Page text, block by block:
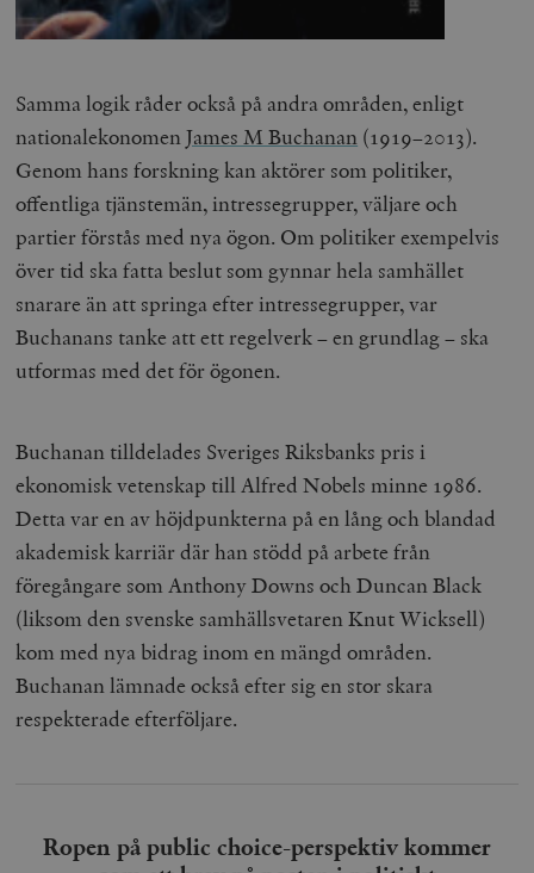
Samma logik råder också på andra områden, enligt
nationalekonomenJames M Buchanan (1919–2013).
Genom hans forskning kan aktörer som politiker,
offentliga tjänstemän, intressegrupper, väljare och
partier förstås med nya ögon. Om politiker exempelvis
över tid ska fatta beslut som gynnar hela samhället
snarare än att springa efter intressegrupper, var
Buchanans tanke att ett regelverk – en grundlag – ska
utformas med det för ögonen.
Buchanan tilldelades Sveriges Riksbanks pris i
ekonomisk vetenskap till Alfred Nobels minne 1986.
Detta var en av höjdpunkterna på en lång och blandad
akademisk karriär där han stödd på arbete från
föregångare som Anthony Downs och Duncan Black
(liksom den svenske samhällsvetaren Knut Wicksell)
kom med nya bidrag inom en mängd områden.
Buchanan lämnade också efter sig en stor skara
respekterade efterföljare.
Ropen på public choice-perspektiv kommer